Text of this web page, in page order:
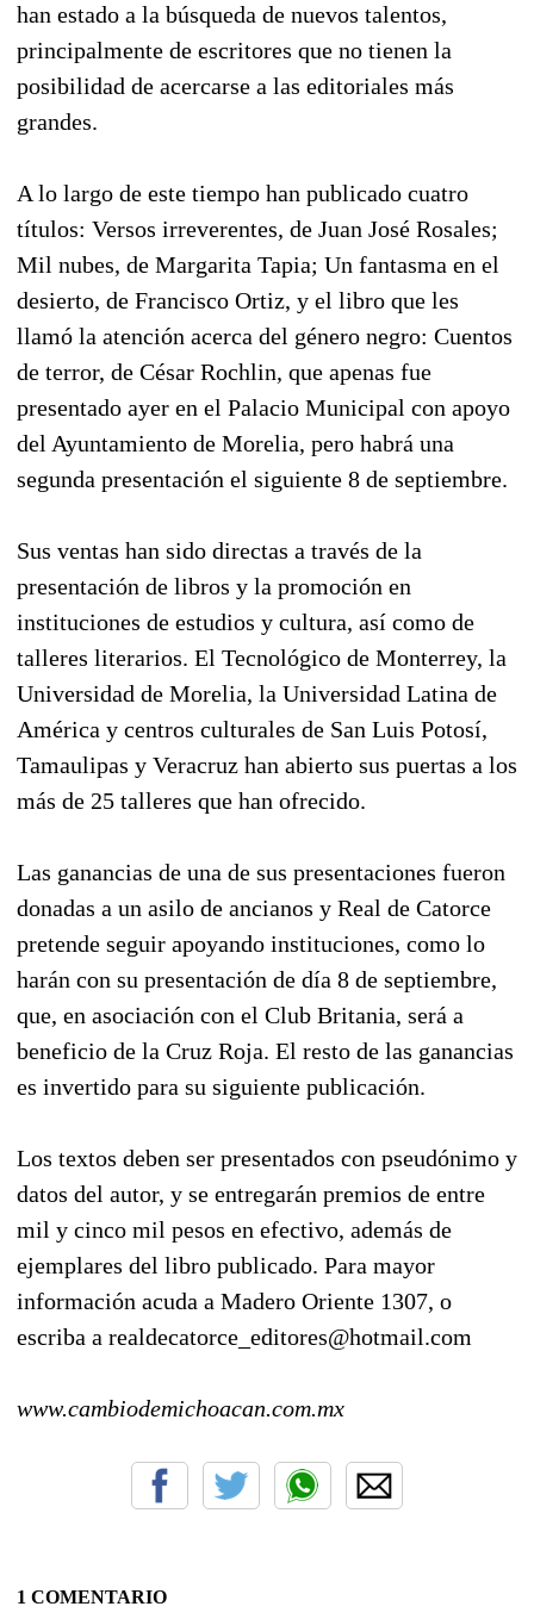
han estado a la búsqueda de nuevos talentos,
principalmente de escritores que no tienen la
posibilidad de acercarse a las editoriales más
grandes.
A lo largo de este tiempo han publicado cuatro
títulos: Versos irreverentes, de Juan José Rosales;
Mil nubes, de Margarita Tapia; Un fantasma en el
desierto, de Francisco Ortiz, y el libro que les
llamó la atención acerca del género negro: Cuentos
de terror, de César Rochlin, que apenas fue
presentado ayer en el Palacio Municipal con apoyo
del Ayuntamiento de Morelia, pero habrá una
segunda presentación el siguiente 8 de septiembre.
Sus ventas han sido directas a través de la
presentación de libros y la promoción en
instituciones de estudios y cultura, así como de
talleres literarios. El Tecnológico de Monterrey, la
Universidad de Morelia, la Universidad Latina de
América y centros culturales de San Luis Potosí,
Tamaulipas y Veracruz han abierto sus puertas a los
más de 25 talleres que han ofrecido.
Las ganancias de una de sus presentaciones fueron
donadas a un asilo de ancianos y Real de Catorce
pretende seguir apoyando instituciones, como lo
harán con su presentación de día 8 de septiembre,
que, en asociación con el Club Britania, será a
beneficio de la Cruz Roja. El resto de las ganancias
es invertido para su siguiente publicación.
Los textos deben ser presentados con pseudónimo y
datos del autor, y se entregarán premios de entre
mil y cinco mil pesos en efectivo, además de
ejemplares del libro publicado. Para mayor
información acuda a Madero Oriente 1307, o
escriba a realdecatorce_editores@hotmail.com
www.cambiodemichoacan.com.mx
1 COMENTARIO